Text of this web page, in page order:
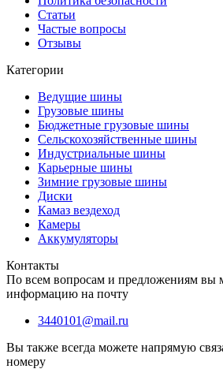
Статьи
Частые вопросы
Отзывы
Категории
Ведущие шины
Грузовые шины
Бюджетные грузовые шины
Сельскохозяйственные шины
Индустриальные шины
Карьерные шины
Зимние грузовые шины
Диски
Камаз вездеход
Камеры
Аккумуляторы
Контакты
По всем вопросам и предложениям вы
информацию на почту
3440101@mail.ru
Вы также всегда можете напрямую
номеру